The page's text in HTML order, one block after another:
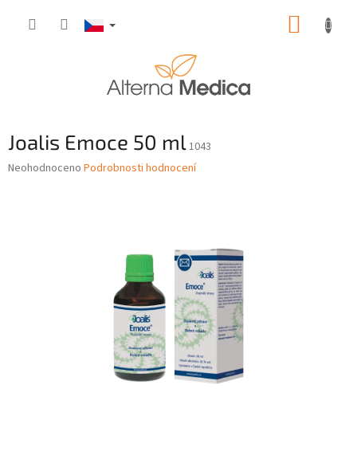
Joalis Emoce 50 ml1043
Průměrné
Neohodnoceno Podrobnosti hodnocení